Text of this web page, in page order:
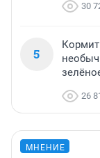
30
5
26
МНЕНИЕ